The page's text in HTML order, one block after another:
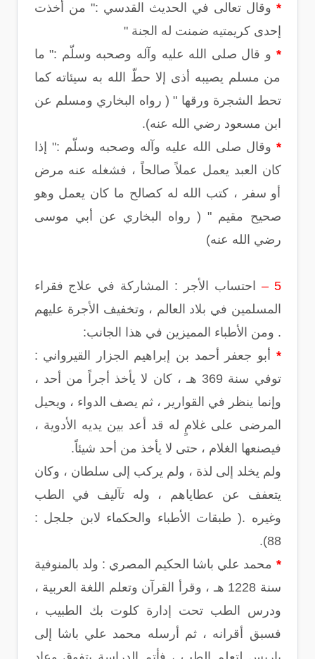
* وقال تعالى في الحديث القدسي :" من أخذت
إحدى كريمتيه ضمنت له الجنة "
* و قال صلى الله عليه وآله وصحبه وسلّم :" ما
من مسلم يصيبه أذى إلا حطّ الله به سيئاته كما
تحط الشجرة ورقها " ( رواه البخاري ومسلم عن
ابن مسعود رضي الله عنه).
* وقال صلى الله عليه وآله وصحبه وسلّم :" إذا
كان العبد يعمل عملاً صالحاً ، فشغله عنه مرض
أو سفر ، كتب الله له كصالح ما كان يعمل وهو
صحيح مقيم " ( رواه البخاري عن أبي موسى
رضي الله عنه)
5 –
احتساب الأجر : المشاركة في علاج فقراء
المسلمين في بلاد العالم ، وتخفيف الأجرة عليهم
. ومن الأطباء المميزين في هذا الجانب:
*
أبو جعفر أحمد بن إبراهيم الجزار القيرواني :
توفي سنة 369 هـ ، كان لا يأخذ أجراً من أحد ،
وإنما ينظر في القوارير ، ثم يصف الدواء ، ويحيل
المرضى على غلامٍ له قد أعد بين يديه الأدوية ،
فيصنعها الغلام ، حتى لا يأخذ من أحد شيئاً.
ولم يخلد إلى لذة ، ولم يركب إلى سلطان ، وكان
يتعفف عن عطاياهم ، وله تآليف في الطب
وغيره .( طبقات الأطباء والحكماء لابن جلجل :
88).
* محمد علي باشا الحكيم المصري : ولد بالمنوفية
سنة 1228 هـ ، وقرأ القرآن وتعلم اللغة العربية ،
ودرس الطب تحت إدارة كلوت بك الطبيب ،
فسبق أقرانه ، ثم أرسله محمد علي باشا إلى